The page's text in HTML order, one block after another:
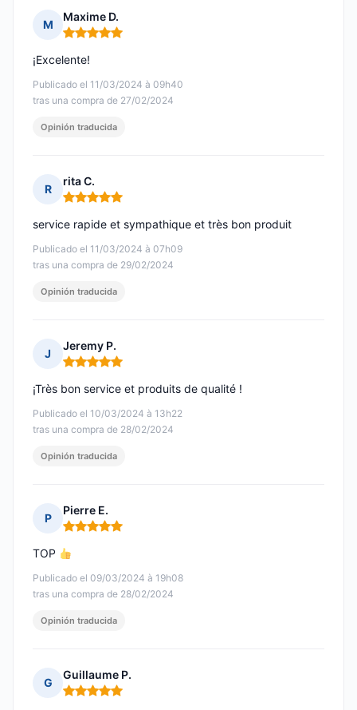
M
Maxime D.
Nota: 5 de 5
Publicado el 11/03/2024 à 09h40
tras una compra de 27/02/2024
¡Excelente!
Opinión traducida
R
rita C.
Nota: 5 de 5
Publicado el 11/03/2024 à 07h09
tras una compra de 29/02/2024
service rapide et sympathique et très bon produit
Opinión traducida
J
Jeremy P.
Nota: 5 de 5
Publicado el 10/03/2024 à 13h22
tras una compra de 28/02/2024
¡Très bon service et produits de qualité !
Opinión traducida
P
Pierre E.
Nota: 5 de 5
Publicado el 09/03/2024 à 19h08
tras una compra de 28/02/2024
TOP
Opinión traducida
G
Guillaume P.
Nota: 5 de 5